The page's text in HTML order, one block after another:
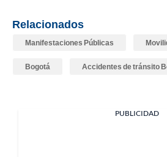
Relacionados
Manifestaciones Públicas
Bogotá Accidentes de tránsito
PUBLICIDAD